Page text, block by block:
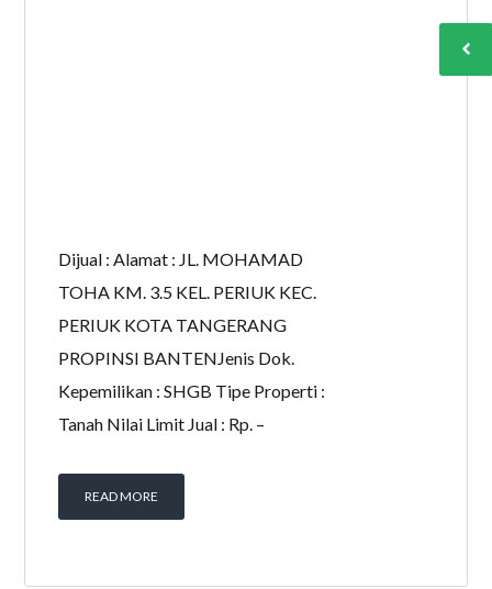
Dijual : Alamat : JL. MOHAMAD
TOHA KM. 3.5 KEL. PERIUK KEC.
PERIUK KOTA TANGERANG
PROPINSI BANTENJenis Dok.
Kepemilikan : SHGB Tipe Properti :
Tanah Nilai Limit Jual : Rp. –
READ MORE